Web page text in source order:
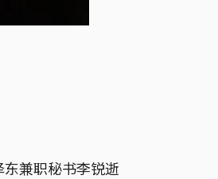
兼职秘书李锐逝